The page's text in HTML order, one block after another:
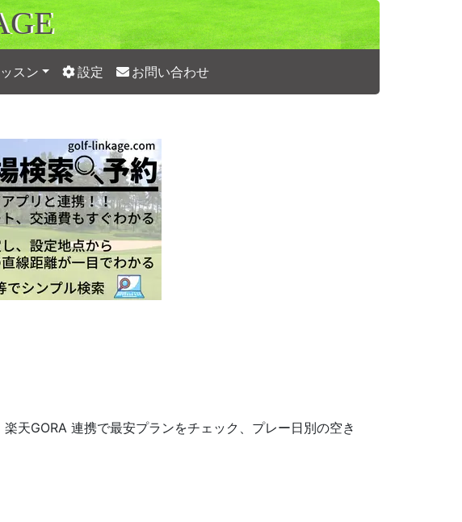
スン 設定 お問い合わせ
天GORA 連携で最安プランをチェック、プレー日別の空き